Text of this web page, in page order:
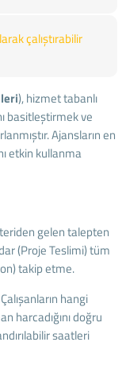
çalıştırabilir
), hizmet tabanlı
basitleştirmek ve
Ajansların en
etkin kullanma
gelen talepten
(Proje Teslimi) tüm
takip etme.
Çalışanların hangi
harcadığını doğru
saatleri